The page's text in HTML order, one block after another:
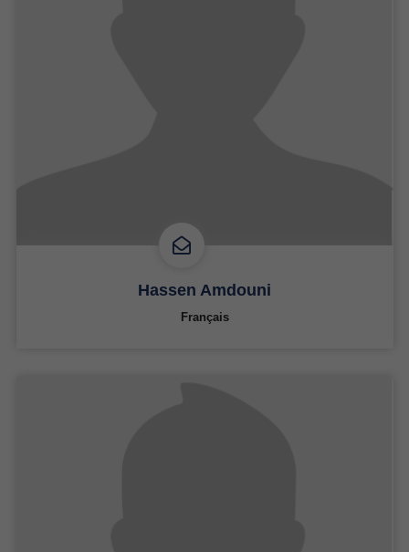
Hassen Amdouni
Français